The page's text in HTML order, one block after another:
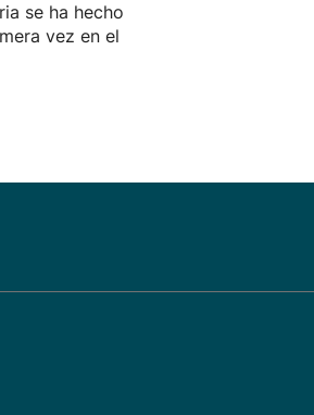
se ha hecho
vez en el